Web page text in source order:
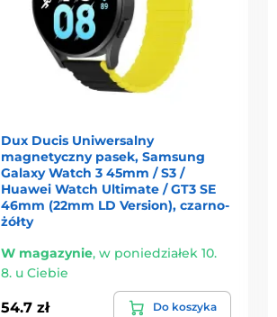
Dux Ducis Uniwersalny
magnetyczny pasek, Samsung
Galaxy Watch 3 45mm / S3 /
Huawei Watch Ultimate / GT3 SE
46mm (22mm LD Version), czarno-
żółty
W magazynie, w poniedziałek 10.
8. u Ciebie
54.7 zł Do koszyka